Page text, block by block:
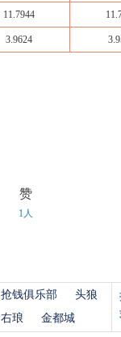
11.7944
3.9624
赞
1人
抢钱俱乐部
头狼
右琅 金都城